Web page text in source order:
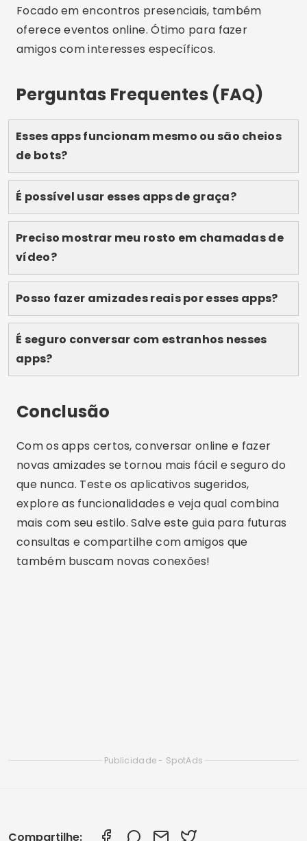
mais com seu estilo. Salve este guia para futuras
consultas e compartilhe com amigos que
também buscam novas conexões!
Compartilhe:
Lucas Martins
Lucas Martins tem 25 anos, é formado em
Comunicação Digital e compartilha no blog
sua paixão por tecnologia, aplicativos e o
mundo online.
Artigos Relacionados
Apagadas (Testados e Aprovados em 2025)